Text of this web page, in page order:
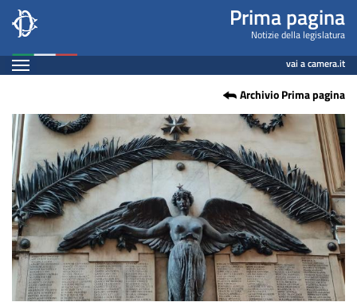
Salta
contenuto
principale
Insularità,
audizione
Ciciliano
Prima pagina
Notizie della legislatura
Espandi vai a camera.it
Contenuto Archivio Prima pagina